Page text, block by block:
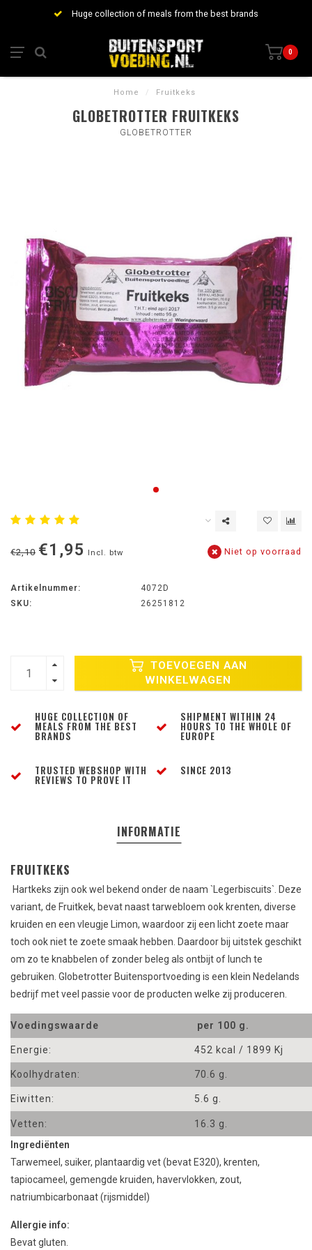
Huge collection of meals from the best brands
0
Home / Fruitkeks
GLOBETROTTER FRUITKEKS
GLOBETROTTER
€2,10 €1,95 Incl. btw Niet op voorraad
Artikelnummer:
4072D
SKU:
26251812
TOEVOEGEN AAN
WINKELWAGEN
HUGE COLLECTION OF
MEALS FROM THE BEST
BRANDS
SHIPMENT WITHIN 24
HOURS TO THE WHOLE OF
EUROPE
TRUSTED WEBSHOP WITH
REVIEWS TO PROVE IT
SINCE 2013
INFORMATIE
FRUITKEKS
Hartkeks zijn ook wel bekend onder de naam `Legerbiscuits`. Deze
variant, de Fruitkek, bevat naast tarwebloem ook krenten, diverse
kruiden en een vleugje Limon, waardoor zij een licht zoete maar
toch ook niet te zoete smaak hebben. Daardoor bij uitstek geschikt
om zo te knabbelen of zonder beleg als ontbijt of lunch te
gebruiken. Globetrotter Buitensportvoeding is een klein Nedelands
bedrijf met veel passie voor de producten welke zij produceren.
Voedingswaarde per 100 g.
Energie: 452 kcal / 1899 Kj
Koolhydraten: 70.6 g.
Eiwitten: 5.6 g.
Vetten:
16.3 g.
Ingrediënten
Tarwemeel, suiker, plantaardig vet (bevat E320), krenten,
tapiocameel, gemengde kruiden, havervlokken, zout,
natriumbicarbonaat (rijsmiddel)
Allergie info:
Bevat gluten.